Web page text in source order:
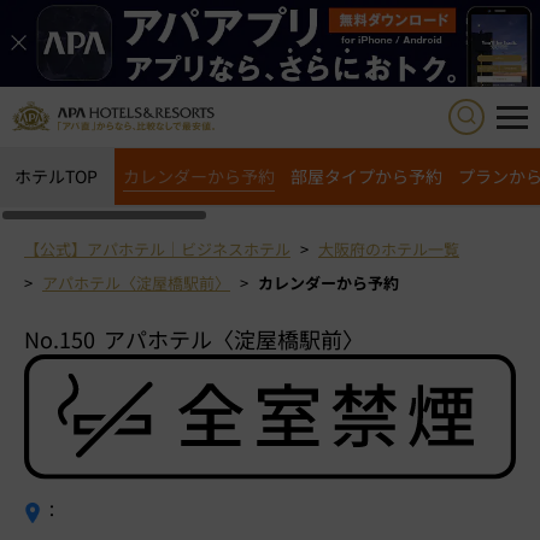
ホテルTOP カレンダーから予約 部屋タイプから予約 プランか
【公式】アパホテル｜ビジネスホテル
大阪府のホテル一覧
アパホテル〈淀屋橋駅前〉
カレンダーから予約
No.150 アパホテル〈淀屋橋駅前〉
：